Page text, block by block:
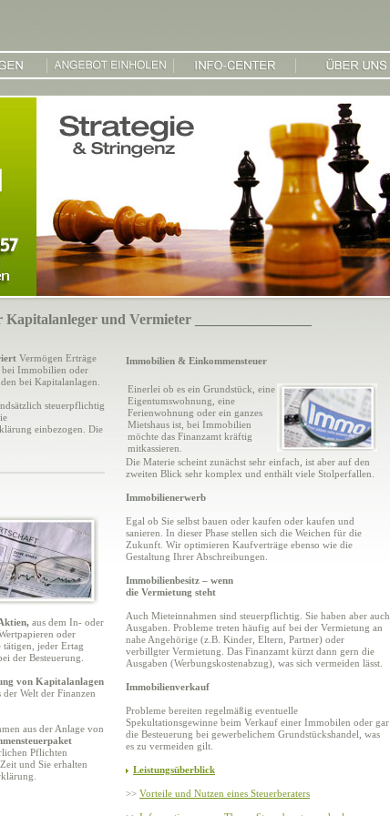
und Vermieter ________________
Vermögen Erträge
Immobilien oder
bei Kapitalanlagen.
steuerpflichtig
einbezogen. Die
Immobilien & Einkommensteuer
Einerlei ob es ein Grundstück, eine
Eigentumswohnung, eine
Ferienwohnung oder ein ganzes
Mietshaus ist, bei Immobilien
möchte das Finanzamt kräftig
mitkassieren.
Die Materie scheint zunächst sehr einfach, ist aber auf den
zweiten Blick sehr komplex und enthält viele Stolperfallen.
Immobilienerwerb
Egal ob Sie selbst bauen oder kaufen oder kaufen und
sanieren. In dieser Phase stellen sich die Weichen für die
Zukunft. Wir optimieren Kaufverträge ebenso wie die
Gestaltung Ihrer Abschreibungen.
Immobilienbesitz – wenn
die Vermietung steht
Auch Mieteinnahmen sind steuerpflichtig. Sie haben aber auch
Ausgaben. Probleme treten häufig auf bei der Vermietung an
nahe Angehörige (z.B. Kinder, Eltern, Partner) oder
verbillgter Vermietung. Das Finanzamt kürzt dann gern die
Ausgaben (Werbungskostenabzug), was sich vermeiden lässt.
Immobilienverkauf
Probleme bereiten regelmäßig eventuelle
Spekultationsgewinne beim Verkauf einer Immobilen oder gar
die Besteuerung bei gewerbelichem Grundstückshandel, was
es zu vermeiden gilt.
Leistungsüberblick
>> Vorteile und Nutzen eines Steuerberaters
aus dem In- oder
oder
jeder Ertag
der Besteuerung.
von Kapitalanlagen
Welt der Finanzen
aus der Anlage von
Pflichten
und Sie erhalten